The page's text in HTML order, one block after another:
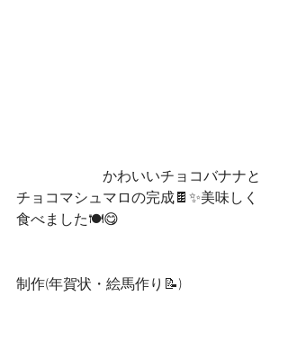
かわいいチョコバナナと
チョコマシュマロの完成🍫✨美味しく
食べました🍽️😋
制作(年賀状・絵馬作り📝)